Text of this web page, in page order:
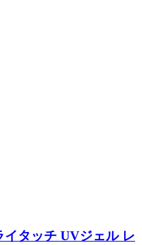
タッチ UVジェル レ